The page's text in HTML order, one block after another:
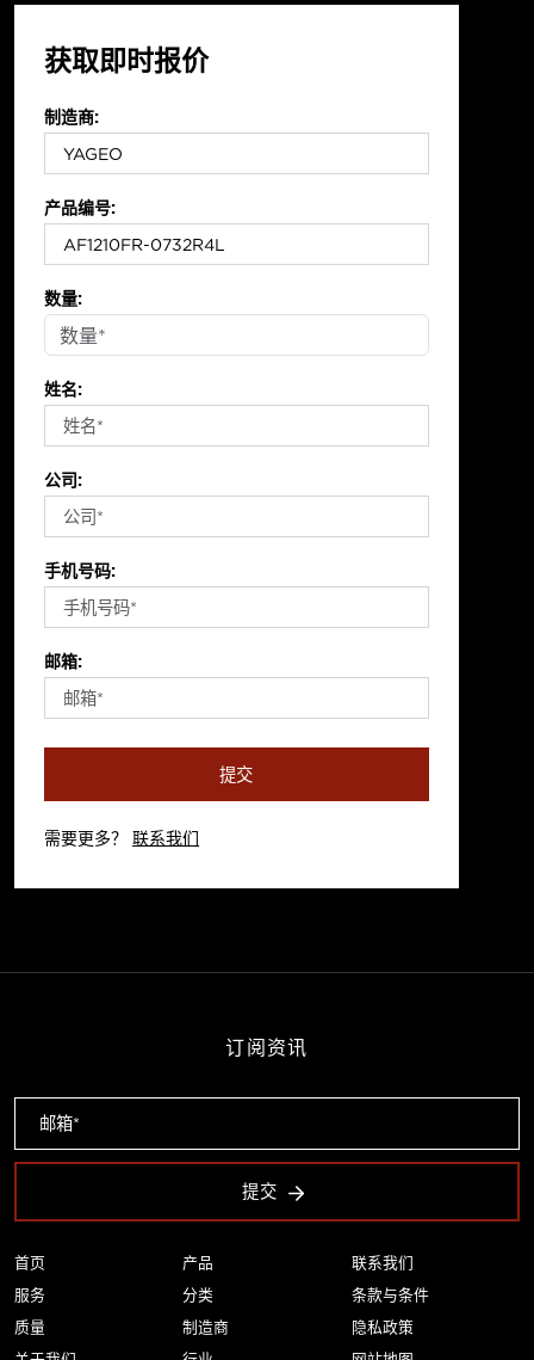
获取即时报价
制造商:
产品编号:
数量:
姓名:
公司:
手机号码:
邮箱:
提交
需要更多？ 联系我们
首页
服务
质量
产品
分类
制造商
联系我们
条款与条件
隐私政策
订阅资讯
提交